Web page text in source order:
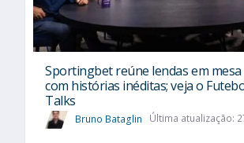
Sportingbet reúne lendas em
com histórias inéditas; veja o
Talks
Bruno Bataglin Última atualização: